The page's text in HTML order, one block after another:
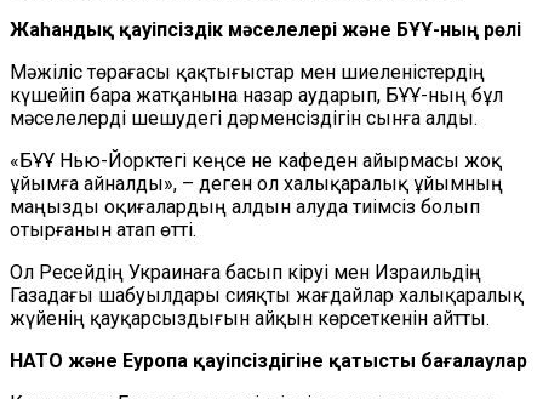
Жаһандық қауіпсіздік мәселелері және БҰҰ-ның рөлі
Мәжіліс төрағасы қақтығыстар мен шиеленістердің
күшейіп бара жатқанына назар аударып, БҰҰ-ның бұл
мәселелерді шешудегі дәрменсіздігін сынға алды.
«БҰҰ Нью-Йорктегі кеңсе не кафеден айырмасы жоқ
ұйымға айналды», – деген ол халықаралық ұйымның
маңызды оқиғалардың алдын алуда тиімсіз болып
отырғанын атап өтті.
Ол Ресейдің Украинаға басып кіруі мен Израильдің
Газадағы шабуылдары сияқты жағдайлар халықаралық
жүйенің қауқарсыздығын айқын көрсеткенін айтты.
НАТО және Еуропа қауіпсіздігіне қатысты бағалаулар